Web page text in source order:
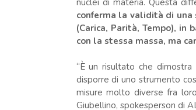
conferma la validità di
(Carica, Parità, Tempo),
con la stessa massa, ma
“È un risultato che
disporre di uno strumento
misure molto diverse fra
Giubellino, spokesperson di